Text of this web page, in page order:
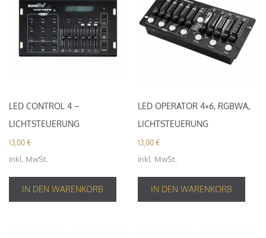
LED CONTROL 4 –
LICHTSTEUERUNG
13,00 €
inkl. MwSt.
IN DEN WARENKORB
LED OPERATOR 4×6, RGBWA,
LICHTSTEUERUNG
13,00€
inkl. MwSt.
IN DEN WARENKORB